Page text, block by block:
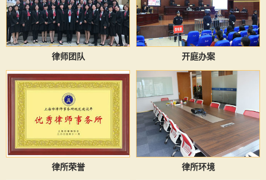
律师团队 开庭办案
律所荣誉 律所环境